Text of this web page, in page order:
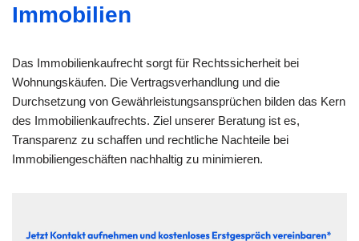
Immobilien
Das Immobilienkaufrecht sorgt für Rechtssicherheit bei
Wohnungskäufen. Die Vertragsverhandlung und die
Durchsetzung von Gewährleistungsansprüchen bilden das Kern
des Immobilienkaufrechts. Ziel unserer Beratung ist es,
Transparenz zu schaffen und rechtliche Nachteile bei
Immobiliengeschäften nachhaltig zu minimieren.